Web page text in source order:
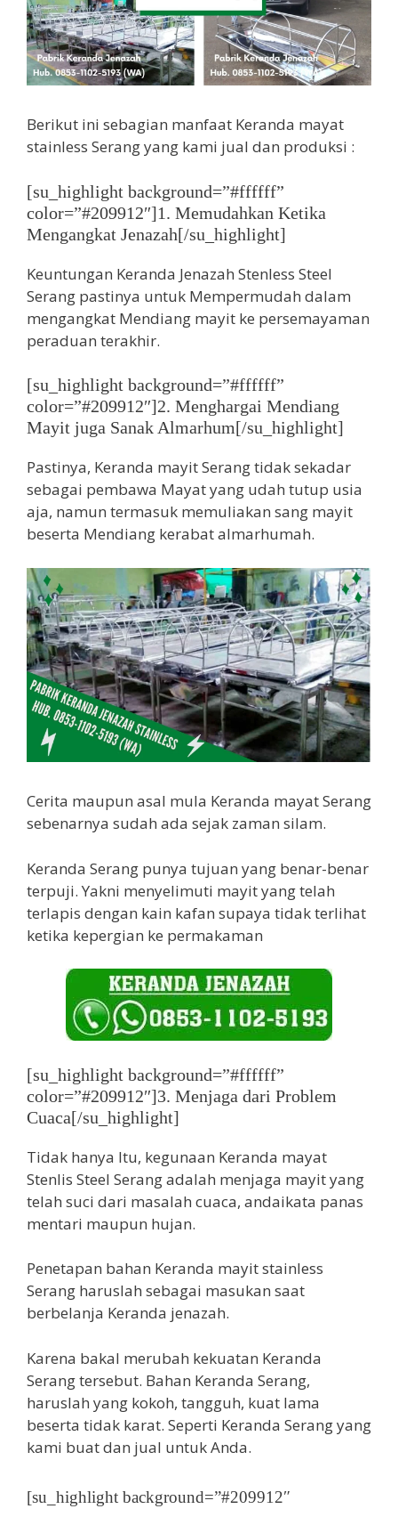
Berikut ini sebagian manfaat Keranda mayat
stainless Serang yang kami jual dan produksi :
[su_highlight background=”#ffffff”
color=”#209912″]1. Memudahkan Ketika
Mengangkat Jenazah[/su_highlight]
Keuntungan Keranda Jenazah Stenless Steel
Serang pastinya untuk Mempermudah dalam
mengangkat Mendiang mayit ke persemayaman
peraduan terakhir.
[su_highlight background=”#ffffff”
color=”#209912″]2. Menghargai Mendiang
Mayit juga Sanak Almarhum[/su_highlight]
Pastinya, Keranda mayit Serang tidak sekadar
sebagai pembawa Mayat yang udah tutup usia
aja, namun termasuk memuliakan sang mayit
beserta Mendiang kerabat almarhumah.
Cerita maupun asal mula Keranda mayat Serang
sebenarnya sudah ada sejak zaman silam.
Keranda Serang punya tujuan yang benar-benar
terpuji. Yakni menyelimuti mayit yang telah
terlapis dengan kain kafan supaya tidak terlihat
ketika kepergian ke permakaman
[su_highlight background=”#ffffff”
color=”#209912″]3. Menjaga dari Problem
Cuaca[/su_highlight]
Tidak hanya Itu, kegunaan Keranda mayat
Stenlis Steel Serang adalah menjaga mayit yang
telah suci dari masalah cuaca, andaikata panas
mentari maupun hujan.
Penetapan bahan Keranda mayit stainless
Serang haruslah sebagai masukan saat
berbelanja Keranda jenazah.
Karena bakal merubah kekuatan Keranda
Serang tersebut. Bahan Keranda Serang,
haruslah yang kokoh, tangguh, kuat lama
beserta tidak karat. Seperti Keranda Serang yang
kami buat dan jual untuk Anda.
[su_highlight background=”#209912″